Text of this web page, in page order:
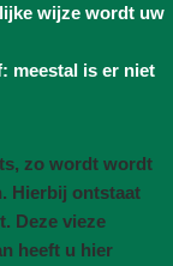
wijze wordt uw
meestal is er niet
zo wordt wordt
Hierbij ontstaat
Deze vieze
heeft u hier